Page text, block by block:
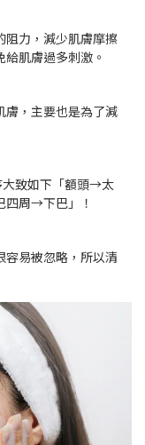
阻力，減少肌膚摩擦
肌膚過多刺激。
膚，主要也是為了減
致如下「額頭→太
周→下巴」！
易被忽略，所以清